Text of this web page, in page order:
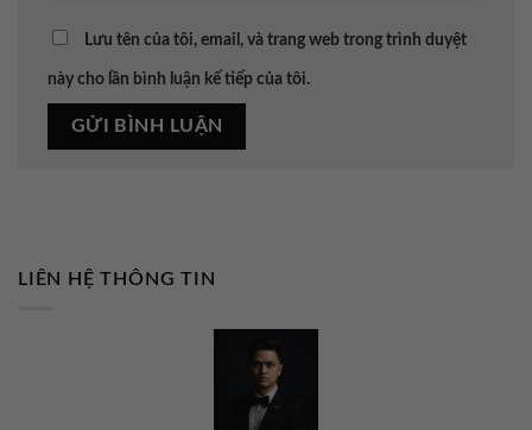
Lưu tên của tôi, email, và trang web trong trình duyệt
này cho lần bình luận kế tiếp của tôi.
LIÊN HỆ THÔNG TIN